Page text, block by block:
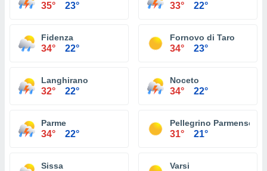
35° 23° 33° 22°
Fidenza
34° 22°
Fornovo di Taro
34° 23°
Langhirano
32° 22°
Noceto
34° 22°
Parme
34° 22°
Pellegrino Parmense
31° 21°
Sissa Varsi